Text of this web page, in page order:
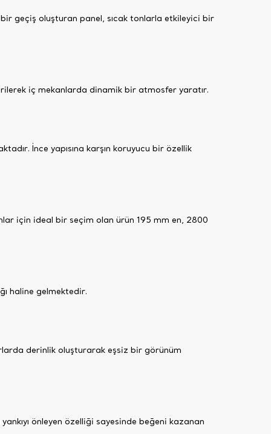
geçiş oluşturan panel, sıcak tonlarla etkileyici bir
iç mekanlarda dinamik bir atmosfer yaratır.
İnce yapısına karşın koruyucu bir özellik
için ideal bir seçim olan ürün 195 mm en, 2800
haline gelmektedir.
derinlik oluşturarak eşsiz bir görünüm
önleyen özelliği sayesinde beğeni kazanan